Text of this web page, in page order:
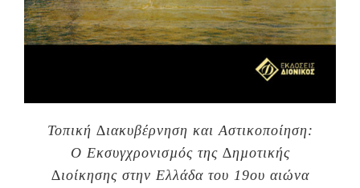
Τοπική ∆ιακυβέρνηση και Αστικοποίηση:
Ο Εκσυγχρονισµός της ∆ηµοτικής
∆ιοίκησης στην Ελλάδα του 19ου αιώνα